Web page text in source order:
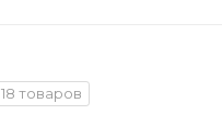
18 товаров